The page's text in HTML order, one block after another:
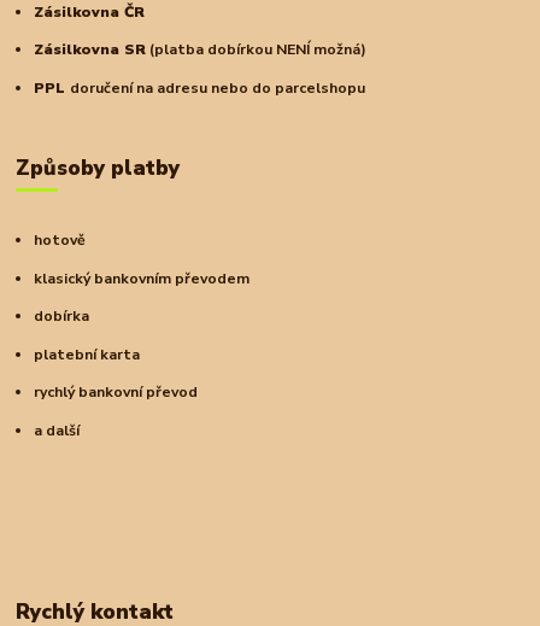
Zásilkovna ČR
Zásilkovna SR (platba dobírkou NENÍ možná)
PPL doručení na adresu nebo do parcelshopu
Způsoby platby
hotově
klasický bankovním převodem
dobírka
platební karta
rychlý bankovní převod
a další
Rychlý kontakt